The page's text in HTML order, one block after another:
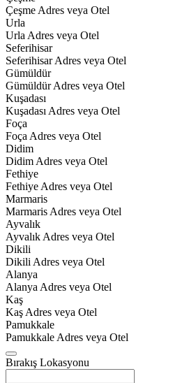
Çeşme Adres veya Otel
Urla
Urla Adres veya Otel
Seferihisar
Seferihisar Adres veya Otel
Gümüldür
Gümüldür Adres veya Otel
Kuşadası
Kuşadası Adres veya Otel
Foça
Foça Adres veya Otel
Didim
Didim Adres veya Otel
Fethiye
Fethiye Adres veya Otel
Marmaris
Marmaris Adres veya Otel
Ayvalık
Ayvalık Adres veya Otel
Dikili
Dikili Adres veya Otel
Alanya
Alanya Adres veya Otel
Kaş
Kaş Adres veya Otel
Pamukkale
Pamukkale Adres veya Otel
Bırakış Lokasyonu